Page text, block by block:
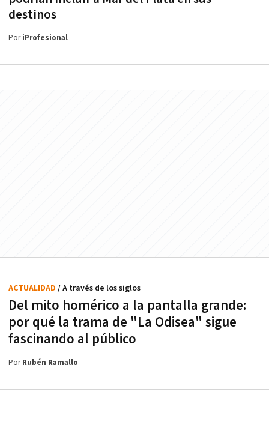
destinos
PoriProfesional
Del mito homérico a la pantalla grande:
por qué la trama de "La Odisea" sigue
fascinando al público
ACTUALIDAD / A través de los siglos
PorRubén Ramallo